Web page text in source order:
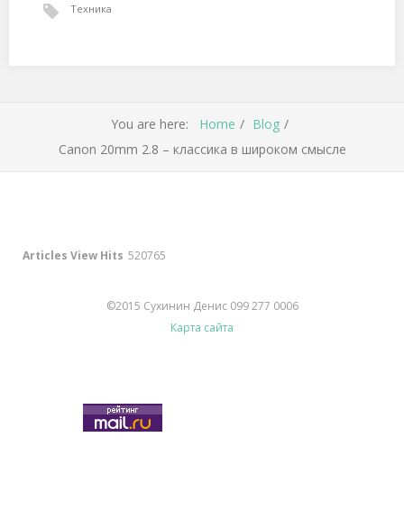
Техника
You are here: Home
Blog
Canon 20mm 2.8 – классика в широком смысле
Articles View Hits 520765
©2015 Сухинин Денис 099 277 0006
Карта сайта